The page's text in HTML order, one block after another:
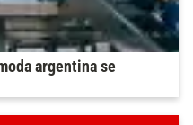
argentina se